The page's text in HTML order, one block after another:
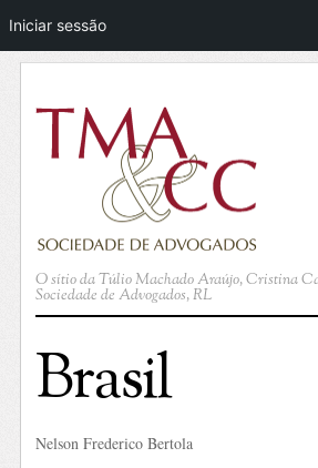
O sítio da Túlio Machado Araújo, Cristina
Sociedade de Advogados, RL
Brasil
Nelson Frederico Bertola
Iniciar sessão